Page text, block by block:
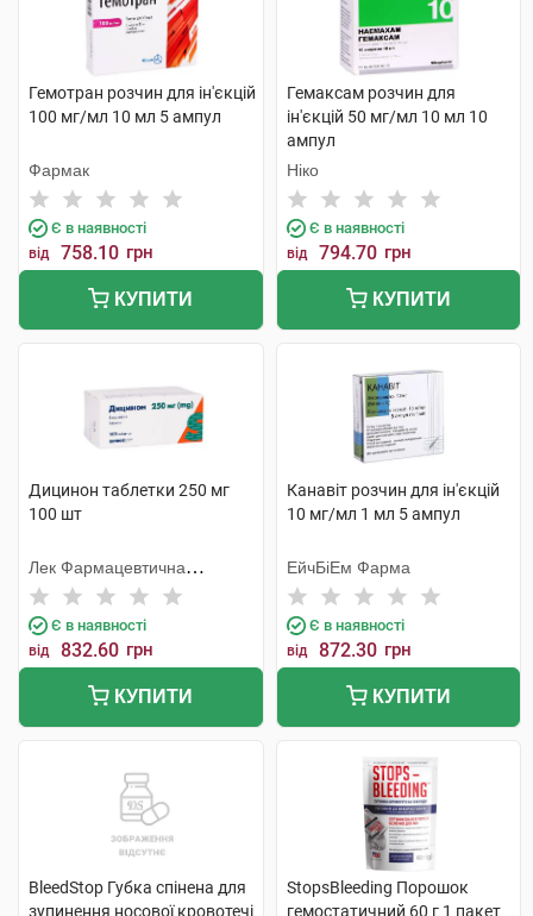
Гемотран розчин для ін'єкцій
100 мг/мл 10 мл 5 ампул
Фармак
Є в наявності
від 758.10 грн
КУПИТИ
Гемаксам розчин для
ін'єкцій 50 мг/мл 10 мл 10
ампул
Ніко
Є в наявності
від 794.70 грн
КУПИТИ
Дицинон таблетки 250 мг
100 шт
Лек Фармацевтична
компанія
Є в наявності
від 832.60 грн
КУПИТИ
Канавіт розчин для ін'єкцій
10 мг/мл 1 мл 5 ампул
ЕйчБіЕм Фарма
Є в наявності
від 872.30 грн
КУПИТИ
BleedStop Губка спінена для
зупинення носової кровотечі
StopsBleeding Порошок
гемостатичний 60 г 1 пакет